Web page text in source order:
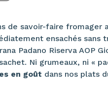
de savoir-faire
ensachés sans
Padano Riserva AOP
Ni grumeaux, ni «
en goût dans nos plats